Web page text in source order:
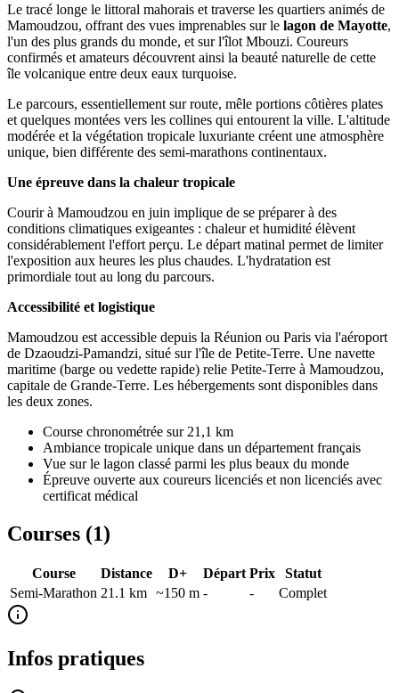
Le tracé longe le littoral mahorais et traverse les quartiers animés de
Mamoudzou, offrant des vues imprenables sur le lagon de Mayotte,
l'un des plus grands du monde, et sur l'îlot Mbouzi. Coureurs
confirmés et amateurs découvrent ainsi la beauté naturelle de cette
île volcanique entre deux eaux turquoise.
Le parcours, essentiellement sur route, mêle portions côtières plates
et quelques montées vers les collines qui entourent la ville. L'altitude
modérée et la végétation tropicale luxuriante créent une atmosphère
unique, bien différente des semi-marathons continentaux.
Une épreuve dans la chaleur tropicale
Courir à Mamoudzou en juin implique de se préparer à des
conditions climatiques exigeantes : chaleur et humidité élèvent
considérablement l'effort perçu. Le départ matinal permet de limiter
l'exposition aux heures les plus chaudes. L'hydratation est
primordiale tout au long du parcours.
Accessibilité et logistique
Mamoudzou est accessible depuis la Réunion ou Paris via l'aéroport
de Dzaoudzi-Pamandzi, situé sur l'île de Petite-Terre. Une navette
maritime (barge ou vedette rapide) relie Petite-Terre à Mamoudzou,
capitale de Grande-Terre. Les hébergements sont disponibles dans
les deux zones.
Course chronométrée sur 21,1 km
Ambiance tropicale unique dans un département français
Vue sur le lagon classé parmi les plus beaux du monde
Épreuve ouverte aux coureurs licenciés et non licenciés avec
certificat médical
Courses (1)
Course Distance D+ Départ Prix
Statut
Semi-Marathon 21.1 km ~150 m - - Complet
Infos pratiques